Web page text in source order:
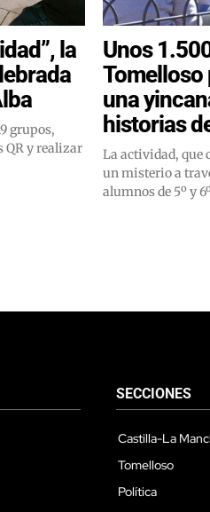
la
grupos,
QR y realizar
Unos
una
historias
La actividad, que
un misterio a
alumnos de 5º y
SECCIONES
Castilla-La
Tomelloso
Política